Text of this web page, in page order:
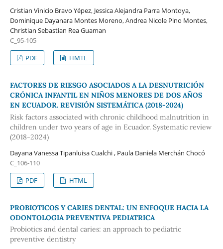
Cristian Vinicio Bravo Yépez, Jessica Alejandra Parra Montoya,
Dominique Dayanara Montes Moreno, Andrea Nicole Pino Montes,
Christian Sebastian Rea Guaman
C_95-105
PDF
HMTL
FACTORES DE RIESGO ASOCIADOS A LA DESNUTRICIÓN
CRÓNICA INFANTIL EN NIÑOS MENORES DE DOS AÑOS
EN ECUADOR. REVISIÓN SISTEMÁTICA (2018-2024)
Risk factors associated with chronic childhood malnutrition in
children under two years of age in Ecuador. Systematic review
(2018-2024)
Dayana Vanessa Tipanluisa Cualchi , Paula Daniela Merchán Chocó
C_106-110
PDF
HTML
PROBIOTICOS Y CARIES DENTAL: UN ENFOQUE HACIA LA
ODONTOLOGIA PREVENTIVA PEDIATRICA
Probiotics and dental caries: an approach to pediatric
preventive dentistry